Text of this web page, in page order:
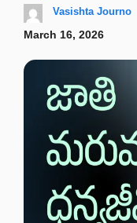
Vasishta Journo
March 16, 2026